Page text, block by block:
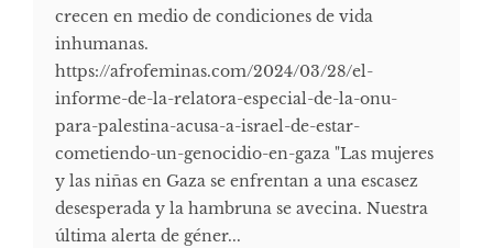
crecen en medio de condiciones de vida
inhumanas.
https://afrofeminas.com/2024/03/28/el-
informe-de-la-relatora-especial-de-la-onu-
para-palestina-acusa-a-israel-de-estar-
cometiendo-un-genocidio-en-gaza "Las mujeres
y las niñas en Gaza se enfrentan a una escasez
desesperada y la hambruna se avecina. Nuestra
última alerta de géner...